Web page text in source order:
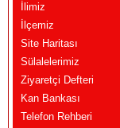
İlimiz
İlçemiz
Site Haritası
Sülalelerimiz
Ziyaretçi Defteri
Kan Bankası
Telefon Rehberi